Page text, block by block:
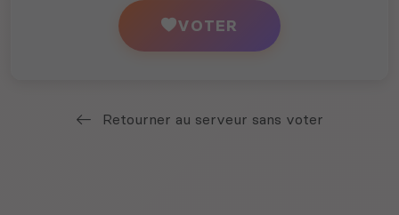
VOTER
Retourner au serveur sans voter